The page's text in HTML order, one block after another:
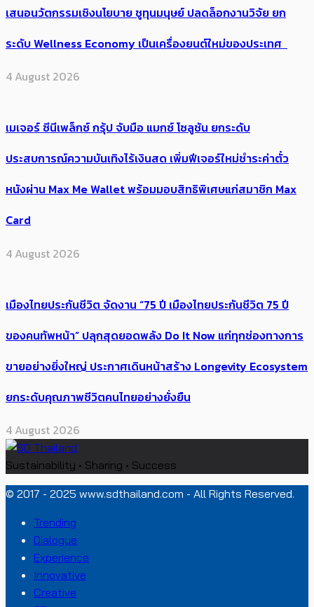
เสนอนวัตกรรมเชิงนโยบาย ชูทุนมนุษย์ ปลดล็อกงานวิจัย ยก
ระดับ Wellness Economy เป็นเครื่องยนต์ใหม่ของประเทศ
4 August 2026
เมเจอร์ ซีนีเพล็กซ์ กรุ้ป จับมือ แมกซ์ โซลูชัน ยกระดับ
ประสบการณ์ความบันเทิงไร้เงินสด เพิ่มฟีเจอร์ใหม่ชำระค่าตั๋ว
หนังผ่าน Max Me Wallet พร้อมมอบสิทธิพิเศษแก่สมาชิก Max
Card
4 August 2026
เมืองไทยประกันชีวิต จัดงาน “75 ปี เมืองไทยประกันชีวิต 75 ปี
ของคนทัพหน้า” ปลุกสุดยอดพลัง Do It Now แก่ทุกช่องทางการ
ขายอย่างยิ่งใหญ่ ประกาศเดินหน้าสร้าง Longevity Ecosystem
ยกระดับคุณภาพชีวิตคนไทยอย่างยั่งยืน
4 August 2026
Sustainability • Sharing • Success
© 2017 - 2025 www.sdthailand.com - All Rights Reserved.
Trending
Dialogue
Experience
Innovative
Creative